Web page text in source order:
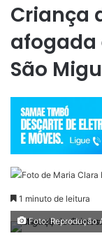
Criança
afogada
São
1 minuto de leitura
Foto: Reprodução